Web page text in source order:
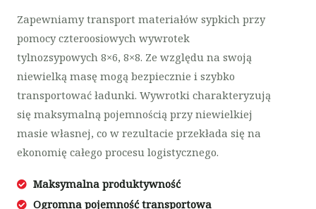
Zapewniamy transport materiałów sypkich przy
pomocy czteroosiowych wywrotek
tylnozsypowych 8×6, 8×8. Ze względu na swoją
niewielką masę mogą bezpiecznie i szybko
transportować ładunki. Wywrotki charakteryzują
się maksymalną pojemnością przy niewielkiej
masie własnej, co w rezultacie przekłada się na
ekonomię całego procesu logistycznego.
Maksymalna produktywność
Ogromna pojemność transportowa